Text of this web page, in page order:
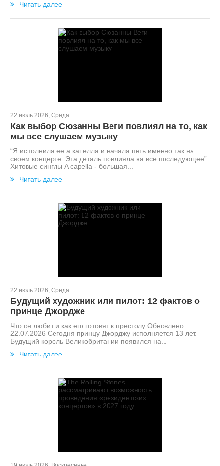
Читать далее
22 июль 2026, Среда
Как выбор Сюзанны Веги повлиял на то, как
мы все слушаем музыку
“Я исполнила ее а капелла и начала петь именно так на
своем концерте. Эта деталь повлияла на все последующее”
Хитовые синглы A capella - большая...
Читать далее
22 июль 2026, Среда
Будущий художник или пилот: 12 фактов о
принце Джордже
Что он любит и как его готовят к престолу Обновлено
22.07.2026 Сегодня принцу Джорджу исполняется 13 лет.
Будущий король Великобритании появился на...
Читать далее